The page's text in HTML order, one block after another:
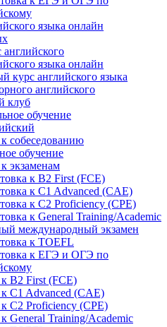
языка онлайн
языка онлайн
курс английского языка
английского
клуб
обучение
собеседованию
обучение
экзаменам
к B2 First (FCE)
к C1 Advanced (CAE)
к C2 Proficiency (CPE)
к General Training/Academic
международный экзамен
к TOEFL
к ЕГЭ и ОГЭ по
B2 First (FCE)
C1 Advanced (CAE)
C2 Proficiency (CPE)
General Training/Academic